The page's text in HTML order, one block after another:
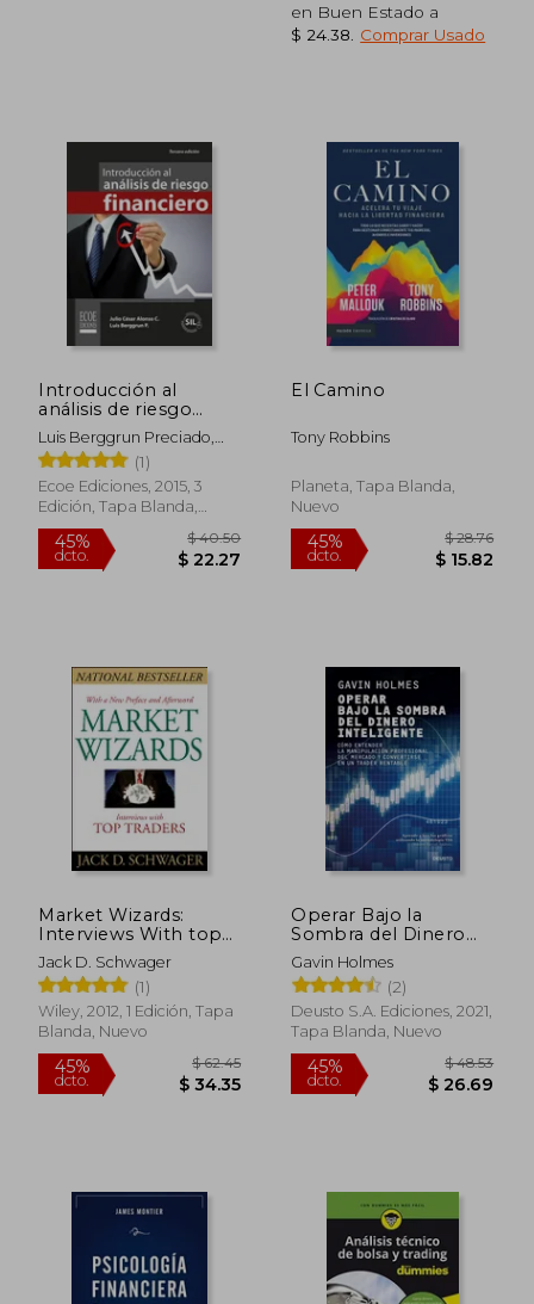
45%
dcto. $
45%
dcto.
45%
dcto.
en Buen Estado a
$ 24.38
Comprar Usado
Introducción al
análisis de riesgo
financiero
Luis Berggrun Preciado,
Julio César Alonso C.
(1)
Ecoe Ediciones, 2015, 3
Edición, Tapa Blanda,
Nuevo
El Camino
Tony Robbins
Planeta, Tapa Blanda,
Nuevo
Market Wizards:
Interviews With top
Traders (en Inglés)
Jack D. Schwager
(1)
Wiley, 2012, 1 Edición, Tapa
Blanda, Nuevo
Operar Bajo la
Sombra del Dinero
Inteligente
Gavin Holmes
(2)
Deusto S.A. Ediciones, 2021,
Tapa Blanda, Nuevo